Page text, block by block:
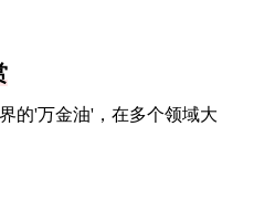
的'万金油'，在多个领域大